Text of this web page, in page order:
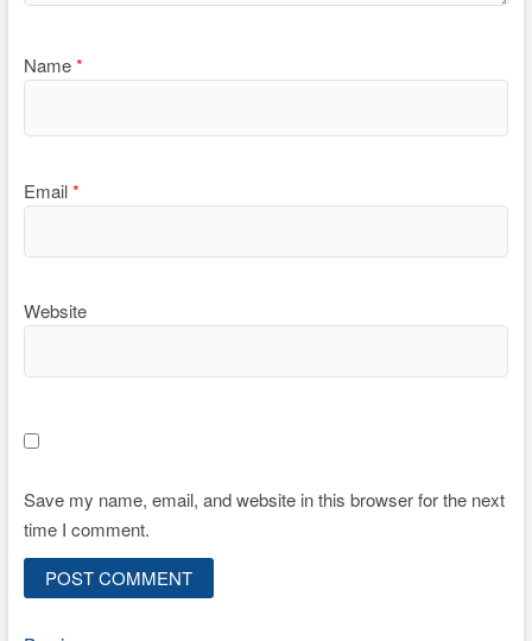
Name*
Email*
Website
Save my name, email, and website in this browser for the next
time I comment.